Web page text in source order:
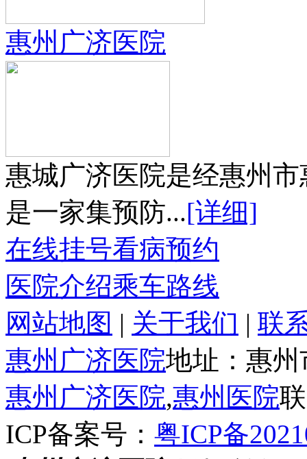
惠州广济医院
惠城广济医院是经惠州
是一家集预防...[详细]
在线挂号看病预约
医院介绍乘车路线
网站地图 | 关于我们 | 联
惠州广济医院地址：惠
惠州广济医院,惠州医院
ICP备案号： 粤ICP备